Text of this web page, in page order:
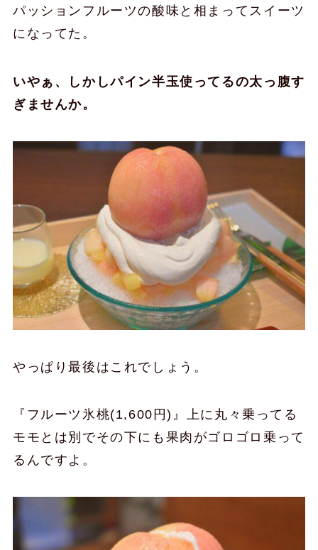
パッションフルーツの酸味と相まってスイーツ
になってた。
いやぁ、しかしパイン半玉使ってるの太っ腹す
ぎませんか。
やっぱり最後はこれでしょう。
『フルーツ氷桃(1,600円)』上に丸々乗ってる
モモとは別でその下にも果肉がゴロゴロ乗って
るんですよ。